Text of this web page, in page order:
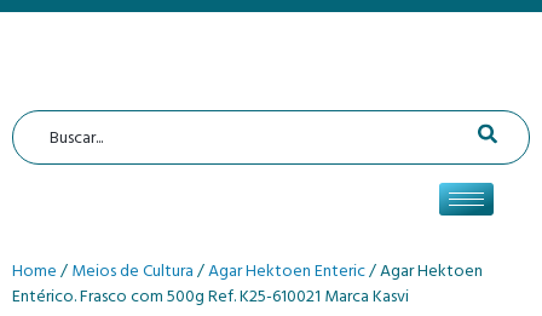
Home/Meios de Cultura/Agar Hektoen Enteric/ Agar Hektoen
Entérico. Frasco com 500g Ref. K25-610021 Marca Kasvi